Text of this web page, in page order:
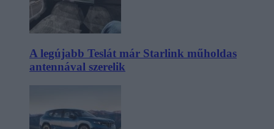
A legújabb Teslát már Starlink műholdas
antennával szerelik